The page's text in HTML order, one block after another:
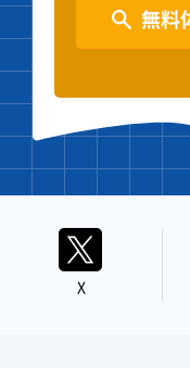
無料
X